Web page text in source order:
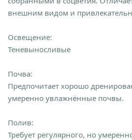
внешним видом и
Освещение:
Теневыносливые
Почва:
Предпочитает хорошо
умеренно увлажнённые почвы.
Полив:
Требует регулярного, но